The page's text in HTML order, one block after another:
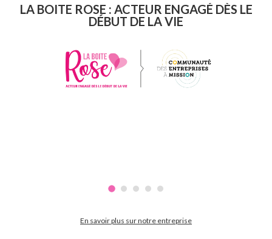
LA BOITE ROSE : ACTEUR ENGAGÉ DÈS LE
DÉBUT DE LA VIE
En savoir plus sur notre entreprise